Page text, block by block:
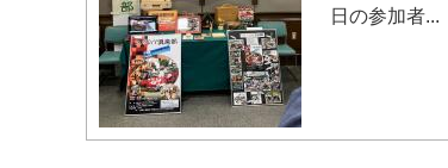
日の参加者...